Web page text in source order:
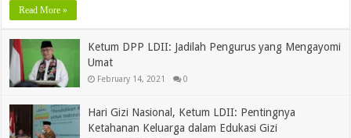
Read More »
Ketum DPP LDII: Jadilah Pengurus yang Mengayomi
Umat
February 14, 2021 0
Hari Gizi Nasional, Ketum LDII: Pentingnya
Ketahanan Keluarga dalam Edukasi Gizi